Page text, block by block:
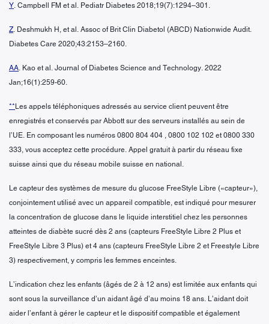
Y. Campbell FM et al. Pediatr Diabetes 2018;19(7):1294–301.
Z. Deshmukh H, et al. Assoc of Brit Clin Diabetol (ABCD) Nationwide Audit.
Diabetes Care 2020;43:2153–2160.
AA. Kao et al. Journal of Diabetes Science and Technology. 2022
Jan;16(1):259-60.
** Les appels téléphoniques adressés au service client peuvent être
enregistrés et conservés par Abbott sur des serveurs installés au sein de
l’UE. En composant les numéros 0800 804 404 , 0800 102 102 et 0800 330
333, vous acceptez cette procédure. Appel gratuit à partir du réseau fixe
suisse ainsi que du réseau mobile suisse en national.
Le capteur des systèmes de mesure du glucose FreeStyle Libre («capteur»),
conjointement utilisé avec un appareil compatible, est indiqué pour mesurer
la concentration de glucose dans le liquide interstitiel chez les personnes
atteintes de diabète sucré dès 2 ans (capteurs FreeStyle Libre 2 Plus et
FreeStyle Libre 3 Plus) et 4 ans (capteurs FreeStyle Libre 2 et Freestyle Libre
3) respectivement, y compris les femmes enceintes.
L’indication chez les enfants (âgés de 2 à 12 ans) est limitée aux enfants qui
sont sous la surveillance d’un aidant âgé d’au moins 18 ans. L’aidant doit
aider l’enfant à gérer le capteur et le dispositif compatible et également